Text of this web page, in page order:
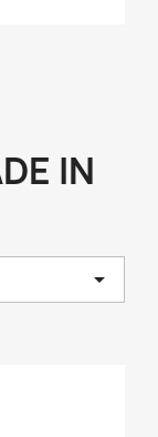
IN
